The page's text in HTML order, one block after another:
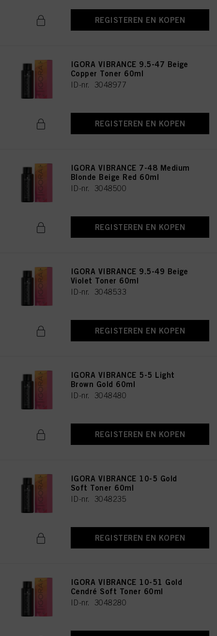
REGISTEREN EN KOPEN
IGORA VIBRANCE 9.5-47 Beige
Copper Toner 60ml
ID-nr. 3048977
REGISTEREN EN KOPEN
IGORA VIBRANCE 7-48 Medium
Blonde Beige Red 60ml
ID-nr. 3048500
REGISTEREN EN KOPEN
IGORA VIBRANCE 9.5-49 Beige
Violet Toner 60ml
ID-nr. 3048533
REGISTEREN EN KOPEN
IGORA VIBRANCE 5-5 Light
Brown Gold 60ml
ID-nr. 3048480
REGISTEREN EN KOPEN
IGORA VIBRANCE 10-5 Gold
Soft Toner 60ml
ID-nr. 3048235
REGISTEREN EN KOPEN
IGORA VIBRANCE 10-51 Gold
Cendré Soft Toner 60ml
ID-nr. 3048280